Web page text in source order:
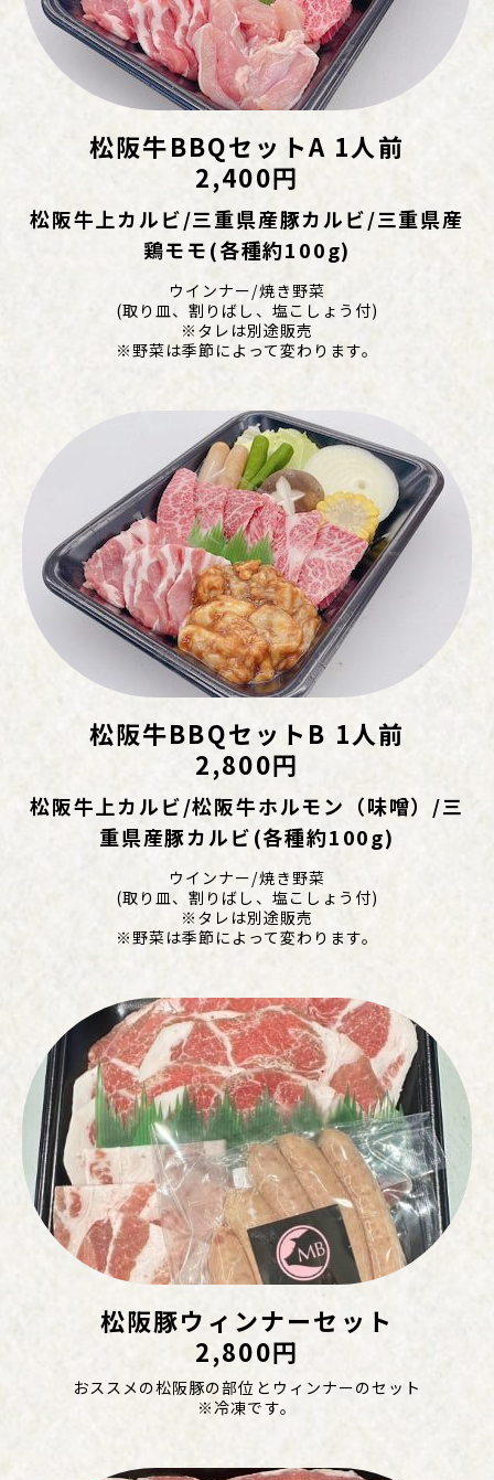
松阪牛BBQセットA 1人前
2,400円
松阪牛上カルビ/三重県産豚カルビ/三重県産
鶏モモ(各種約100g)
ウインナー/焼き野菜
(取り皿、割りばし、塩こしょう付)
※タレは別途販売
※野菜は季節によって変わります。
松阪牛BBQセットB 1人前
2,800円
松阪牛上カルビ/松阪牛ホルモン（味噌）/三
重県産豚カルビ(各種約100g)
ウインナー/焼き野菜
(取り皿、割りばし、塩こしょう付)
※タレは別途販売
※野菜は季節によって変わります。
松阪豚ウィンナーセット
2,800円
おススメの松阪豚の部位とウィンナーのセット
※冷凍です。